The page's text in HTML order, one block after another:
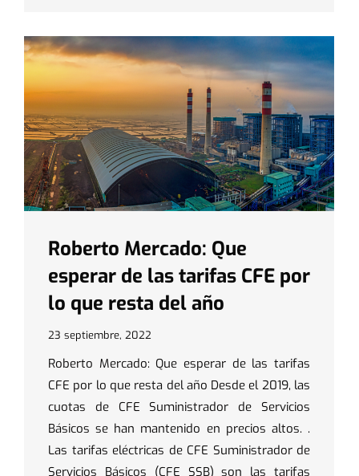
Roberto Mercado: Que
esperar de las tarifas CFE por
lo que resta del año
23 septiembre, 2022
Roberto Mercado: Que esperar de las tarifas
CFE por lo que resta del año Desde el 2019, las
cuotas de CFE Suministrador de Servicios
Básicos se han mantenido en precios altos. .
Las tarifas eléctricas de CFE Suministrador de
Servicios Básicos (CFE SSB) son las tarifas